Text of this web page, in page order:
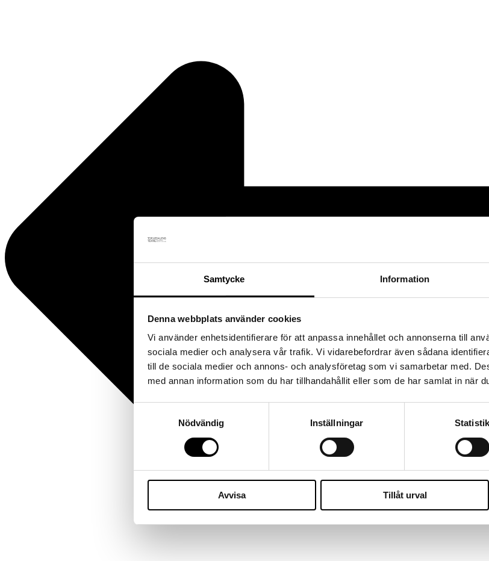
Samtycke Information
Denna webbplats använder cookies
Vi använder enhetsidentifierare för att anpassa innehållet och annonserna till
sociala medier och analysera vår trafik. Vi vidarebefordrar även sådana
till de sociala medier och annons- och analysföretag som vi samarbetar med.
med annan information som du har tillhandahållit eller som de har samlat in när
Nödvändig
Inställningar Statistik
Avvisa Tillåt urval